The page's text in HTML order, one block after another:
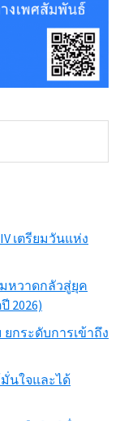
เตรียมวันแห่ง
หวาดกลัวสู่ยุค
2026)
ยกระดับการเข้าถึง
นใจและได้